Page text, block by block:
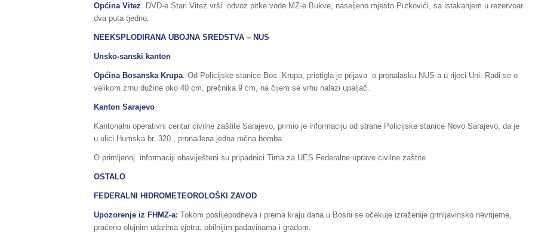
Općina Vitez . DVD-e Stari Vitez vrši odvoz pitke vode MZ-e Bukve, naseljeno mjesto Putkovići, sa istakanjem u rezervoar
dva puta tjedno.
NEEKSPLODIRANA UBOJNA SREDSTVA – NUS
Unsko-sanski kanton
Općina Bosanska Krupa. Od Policijske stanice Bos. Krupa, pristigla je prijava o pronalasku NUS-a u rijeci Uni. Radi se o
velikom zrnu dužine oko 40 cm, prečnika 9 cm, na čijem se vrhu nalazi upaljač.
Kanton Sarajevo
Kantonalni operativni centar civilne zaštite Sarajevo, primio je informaciju od strane Policijske stanice Novo Sarajevo, da je
u ulici Humska br. 320., pronađena jedna ručna bomba.
O primljenoj informaciji obaviješteni su pripadnici Tima za UES Federalne uprave civilne zaštite.
OSTALO
FEDERALNI HIDROMETEOROLOŠKI ZAVOD
Upozorenje iz FHMZ-a: Tokom poslijepodneva i prema kraju dana u Bosni se očekuje izraženije grmljavinsko nevrijeme,
praćeno olujnim udarima vjetra, obilnijim padavinama i gradom.